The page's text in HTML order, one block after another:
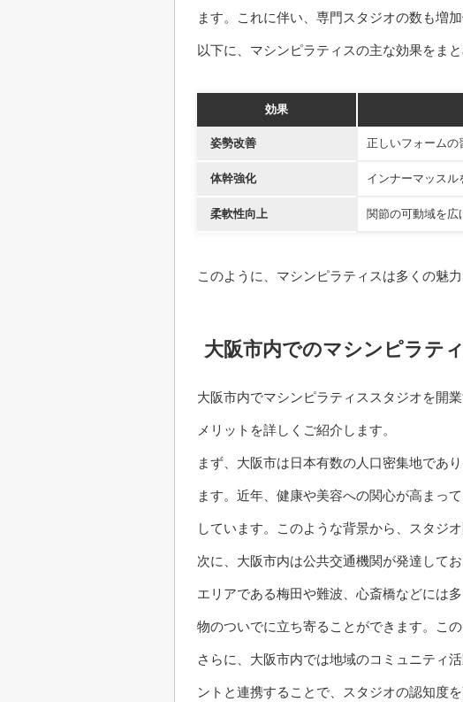
ます。これに伴い、専門スタジオの数も増
以下に、マシンピラティスの主な効果をまと
効果
姿勢改善 正しいフォームの
体幹強化 インナーマッスル
柔軟性向上 関節の可動域を広
このように、マシンピラティスは多くの魅
大阪市内でのマシンピラテ
大阪市内でマシンピラティススタジオを開
メリットを詳しくご紹介します。
まず、大阪市は日本有数の人口密集地であ
ます。近年、健康や美容への関心が高まっ
しています。このような背景から、スタジ
次に、大阪市内は公共交通機関が発達して
エリアである梅田や難波、心斎橋などには
物のついでに立ち寄ることができます。こ
さらに、大阪市内では地域のコミュニティ
ントと連携することで、スタジオの認知度